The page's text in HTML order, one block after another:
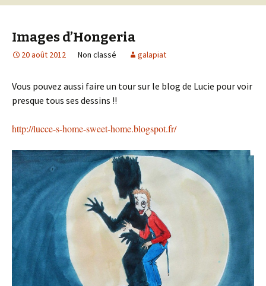
Images d’Hongeria
20 août 2012 Non classé galapiat
Vous pouvez aussi faire un tour sur le blog de Lucie pour voir
presque tous ses dessins !!
http://lucce-s-home-sweet-home.blogspot.fr/